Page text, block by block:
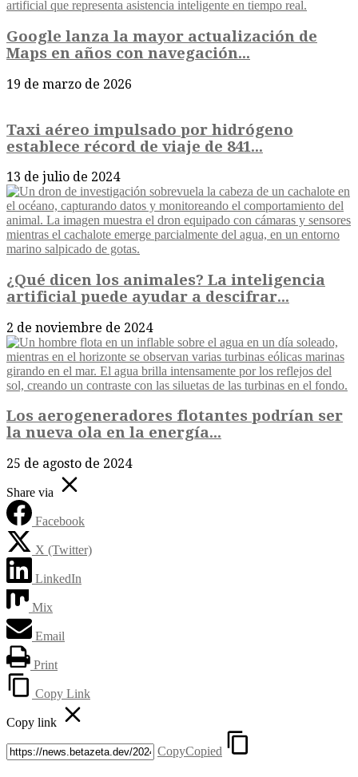
Google lanza la mayor actualización de
Maps en años con navegación...
19 de marzo de 2026
Taxi aéreo impulsado por hidrógeno
establece récord de viaje de 841...
13 de julio de 2024
¿Qué dicen los animales? La inteligencia
artificial puede ayudar a descifrar...
2 de noviembre de 2024
Los aerogeneradores flotantes podrían ser
la nueva ola en la energía...
25 de agosto de 2024
Share via
Facebook
X (Twitter)
LinkedIn
Mix
Email
Print
Copy Link
Copy link
CopyCopied